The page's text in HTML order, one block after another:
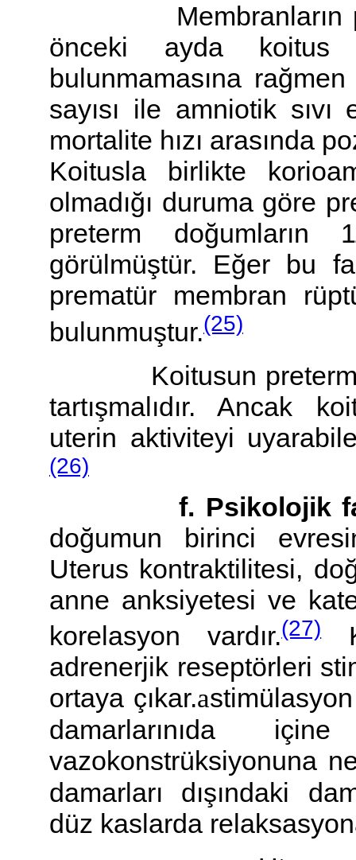
Membranların
önceki ayda koitus
bulunmamasına
sayısı ile amniotik sıvı
mortalite hızı arasında
Koitusla birlikte
olmadığı duruma göre
preterm
görülmüştür. Eğer bu
prematür membran
bulunmuştur.(25)
Koitusun preterm
tartışmalıdır. Ancak
uterin aktiviteyi
(26)
f. Psikolojik
doğumun birinci
Uterus kontraktilitesi,
anne anksiyetesi ve
korelasyon vardır.(27)
adrenerjik reseptörleri
ortaya çıkar.a
damarlarınıda
vazokonstrüksiyonuna
damarları dışındaki
düz kaslarda